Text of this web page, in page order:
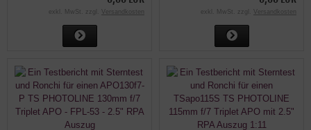
exkl. MwSt. zzgl. Versandkosten exkl. MwSt. zzgl. Versandkosten